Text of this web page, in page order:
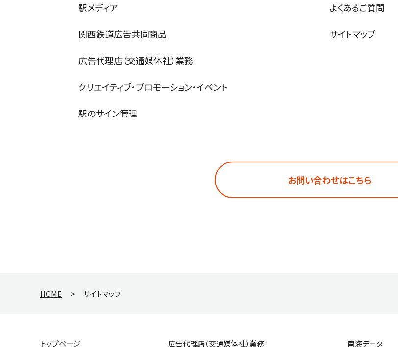
駅メディア
関西鉄道広告共同商品
広告代理店（交通媒体社）業務
クリエイティブ・プロモーション・イベント
駅のサイン管理
よくあるご質問
サイトマップ
お問い合わせはこちら
HOME > サイトマップ
トップページ 広告代理店（交通媒体社）業務 南海データ